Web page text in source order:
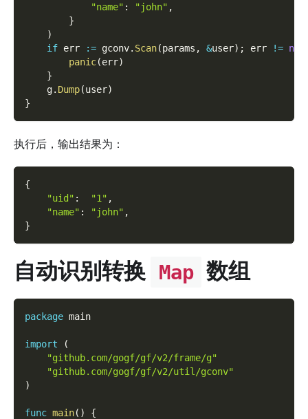
"name" : "john" ,
}
)
if err := gconv. Scan(params , &user) ; err != nil
panic(err)
}
    g
. Dump(user)
}
执行后，输出结果为：
{
"uid" : "1" ,
"name" : "john" ,
}
自动识别转换 Map 数组
package main
import
(
"github.com/gogf/gf/v2/frame/g"
"github.com/gogf/gf/v2/util/gconv"
)
func main( )
{